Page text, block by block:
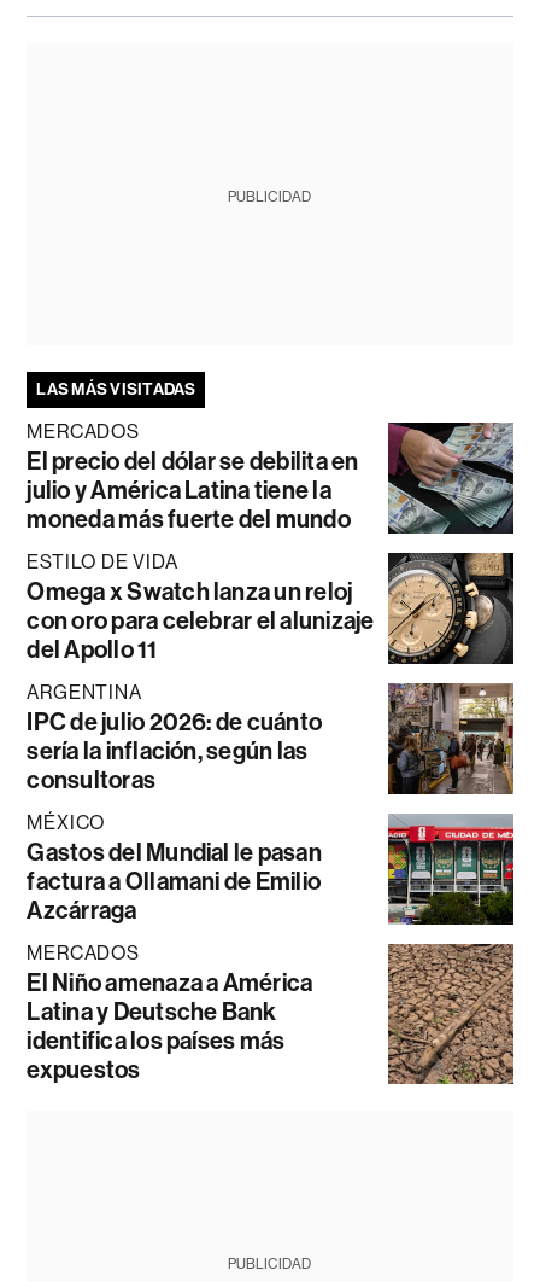
PUBLICIDAD
LAS MÁS VISITADAS
MERCADOS
El precio del dólar se debilita en
julio y América Latina tiene la
moneda más fuerte del mundo
ESTILO DE VIDA
Omega x Swatch lanza un reloj
con oro para celebrar el alunizaje
del Apollo 11
ARGENTINA
IPC de julio 2026: de cuánto
sería la inflación, según las
consultoras
MÉXICO
Gastos del Mundial le pasan
factura a Ollamani de Emilio
Azcárraga
MERCADOS
El Niño amenaza a América
Latina y Deutsche Bank
identifica los países más
expuestos
PUBLICIDAD